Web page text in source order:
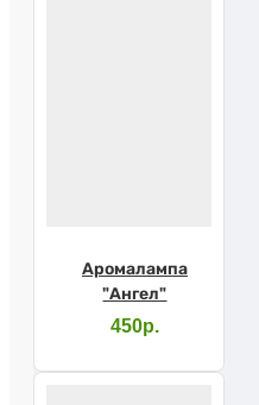
Аромалампа
"Ангел"
450р.